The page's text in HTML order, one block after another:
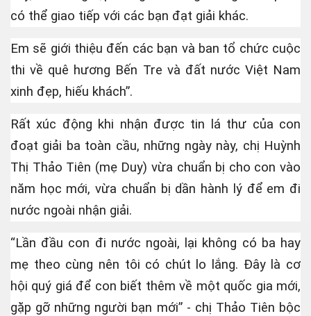
có thể giao tiếp với các bạn đạt giải khác.
Em sẽ giới thiệu đến các bạn và ban tổ chức cuộc
thi về quê hương Bến Tre và đất nước Việt Nam
xinh đẹp, hiếu khách”.
Rất xúc động khi nhận được tin lá thư của con
đoạt giải ba toàn cầu, những ngày này, chị Huỳnh
Thị Thảo Tiên (mẹ Duy) vừa chuẩn bị cho con vào
năm học mới, vừa chuẩn bị dần hành lý để em đi
nước ngoài nhận giải.
“Lần đầu con đi nước ngoài, lại không có ba hay
mẹ theo cùng nên tôi có chút lo lắng. Đây là cơ
hội quý giá để con biết thêm về một quốc gia mới,
gặp gỡ những người bạn mới” - chị Thảo Tiên bộc
xe lam, xe đạp
. .
Thuận